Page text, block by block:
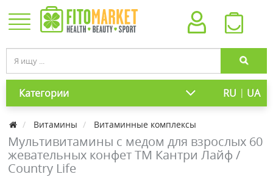
Категории RU | UA
Витамины Витаминные комплексы
Мультивитамины с медом для взрослых 60
жевательных конфет ТМ Кантри Лайф /
Country Life